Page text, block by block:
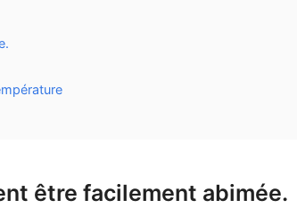
être facilement abimée.